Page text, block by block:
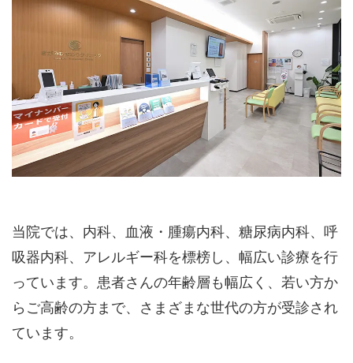
公式HPはこちら
当院では、内科、血液・腫瘍内科、糖尿病内科、呼
吸器内科、アレルギー科を標榜し、幅広い診療を行
っています。患者さんの年齢層も幅広く、若い方か
らご高齢の方まで、さまざまな世代の方が受診され
ています。